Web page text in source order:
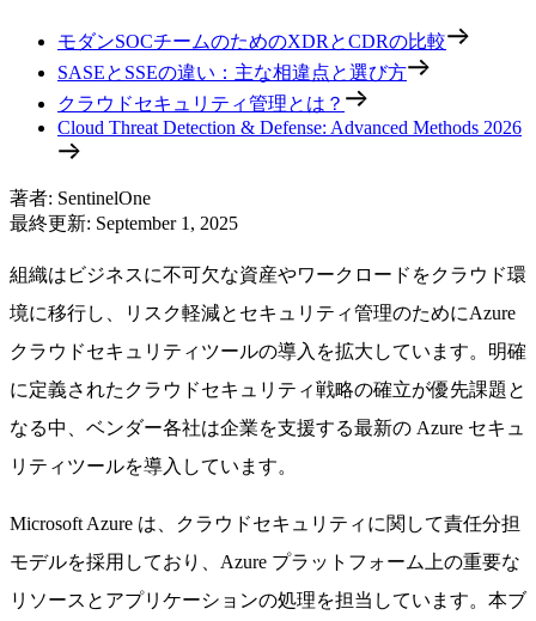
モダンSOCチームのためのXDRとCDRの比較
SASEとSSEの違い：主な相違点と選び方
クラウドセキュリティ管理とは？
Cloud Threat Detection & Defense: Advanced Methods 2026
著者: SentinelOne
最終更新: September 1, 2025
組織はビジネスに不可欠な資産やワークロードをクラウド環
境に移行し、リスク軽減とセキュリティ管理のためにAzure
クラウドセキュリティツールの導入を拡大しています。明確
に定義されたクラウドセキュリティ戦略の確立が優先課題と
なる中、ベンダー各社は企業を支援する最新の Azure セキュ
リティツールを導入しています。
Microsoft Azure は、クラウドセキュリティに関して責任分担
モデルを採用しており、Azure プラットフォーム上の重要な
リソースとアプリケーションの処理を担当しています。本ブ